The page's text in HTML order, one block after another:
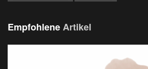
EmpfohleneArtikel